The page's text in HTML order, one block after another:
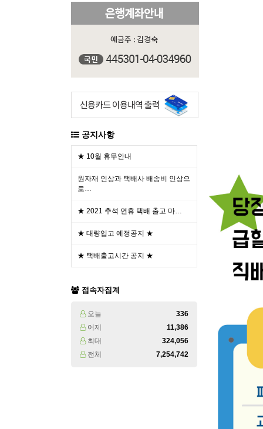
공지사항
★ 10월 휴무안내
원자재 인상과 택배사 배송비 인상으
로…
★ 2021 추석 연휴 택배 출고 마…
★ 대량입고 예정공지 ★
★ 택배출고시간 공지 ★
접속자집계
오늘
336
어제
11,386
최대
324,056
전체
7,254,742